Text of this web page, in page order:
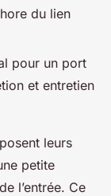
du lien
pour un port
et entretien
leurs
petite
l’entrée. Ce